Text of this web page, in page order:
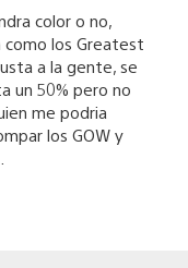
color o no,
como los Greatest
a la gente, se
un 50% pero no
me podria
los GOW y